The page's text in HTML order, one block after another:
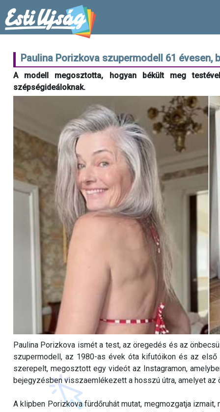
Paulina Porizkova szupermodell 61 évesen,
A modell megosztotta, hogyan békült meg
szépségideáloknak.
Paulina Porizkova ismét a test, az öregedés és az
szupermodell, az 1980-as évek óta kifutóikon és az
szerepelt, megosztott egy videót az Instagramon,
bejegyzésben visszaemlékezett a hosszú útra, amelyet
A klipben Porizkova fürdőruhát mutat, megmozgatja